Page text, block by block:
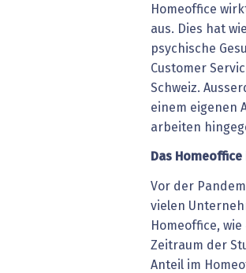
Homeoffice
aus. Dies hat
psychische
Customer
Schweiz.
einem eigenen
arbeiten
Das
Vor der
vielen
Homeoffice,
Zeitraum der
Anteil im